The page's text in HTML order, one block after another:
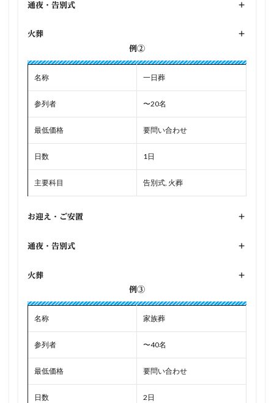
通夜・告別式 +
火葬
+
例②
名称 一日葬
参列者 〜20名
最低価格 要問い合わせ
日数 1日
主要科目 告別式, 火葬
お迎え・ご安置 +
通夜・告別式 +
火葬
+
例③
名称 家族葬
参列者 〜40名
最低価格 要問い合わせ
日数 2日